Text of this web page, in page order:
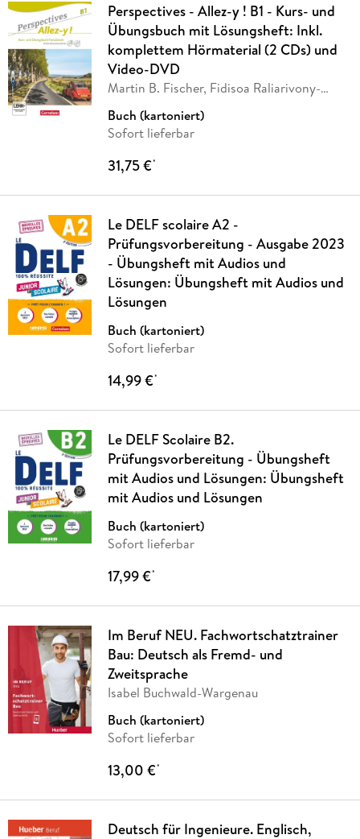
Perspectives - Allez-y ! B1 - Kurs- und
Übungsbuch mit Lösungsheft: Inkl.
komplettem Hörmaterial (2 CDs) und
Video-DVD
Martin B. Fischer, Fidisoa Raliarivony-
Buch (kartoniert)
Sofort lieferbar
31,75 €*
Le DELF scolaire A2 -
Prüfungsvorbereitung - Ausgabe 2023
- Übungsheft mit Audios und
Lösungen: Übungsheft mit Audios und
Lösungen
Buch (kartoniert)
Sofort lieferbar
14,99 €*
Le DELF Scolaire B2.
Prüfungsvorbereitung - Übungsheft
mit Audios und Lösungen: Übungsheft
mit Audios und Lösungen
Buch (kartoniert)
Sofort lieferbar
17,99 €*
Im Beruf NEU. Fachwortschatztrainer
Bau: Deutsch als Fremd- und
Zweitsprache
Isabel Buchwald-Wargenau
Buch (kartoniert)
Sofort lieferbar
13,00 €*
Deutsch für Ingenieure. Englisch,